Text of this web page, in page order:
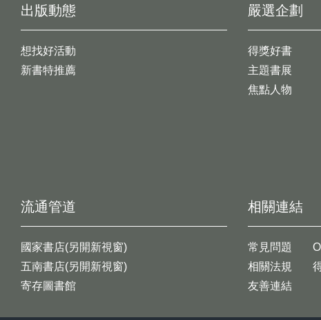
出版動態
想找好活動
新書特推薦
嚴選企劃
得獎好書
主題書展
焦點人物
流通管道
國家書店(另開新視窗)
五南書店(另開新視窗)
寄存圖書館
相關連結
常見問題
相關法規
友善連結